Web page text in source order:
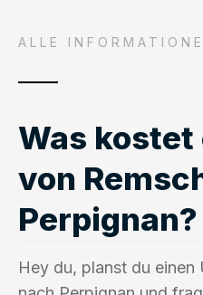
ALLE
Was kostet
von
Perpignan?
Hey du, planst du einen